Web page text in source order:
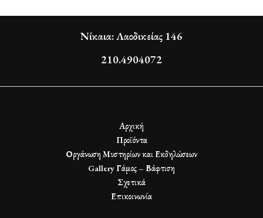
Νίκαια: Λαοδικείας 146
210.4904072
Αρχική
Προϊόντα
Οργάνωση Μυστηρίων και Εκδηλώσεων
Gallery Γάμος – Βάφτιση
Σχετικά
Επικοινωνία